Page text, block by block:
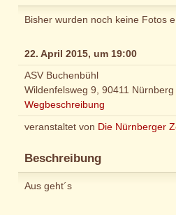
Bisher wurden noch keine Fotos
22. April 2015, um 19:00
ASV Buchenbühl
Wildenfelsweg 9, 90411 Nürnberg
Wegbeschreibung
veranstaltet von Die Nürnberger
Beschreibung
Aus geht´s